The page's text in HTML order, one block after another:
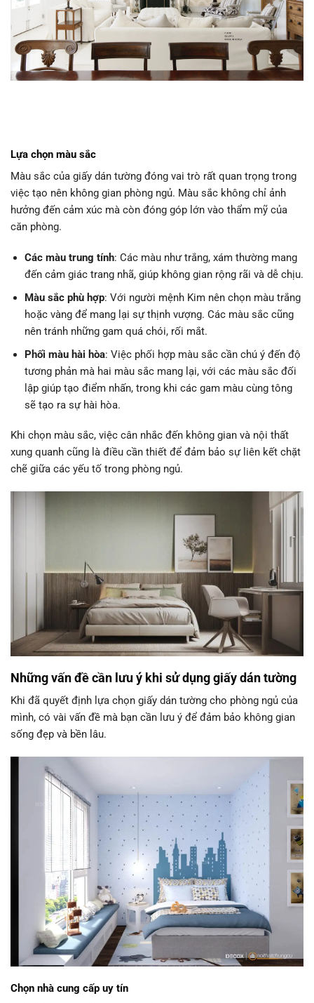
Lựa chọn màu sắc
Màu sắc của giấy dán tường đóng vai trò rất quan trọng trong
việc tạo nên không gian phòng ngủ. Màu sắc không chỉ ảnh
hưởng đến cảm xúc mà còn đóng góp lớn vào thẩm mỹ của
căn phòng.
Các màu trung tính: Các màu như trắng, xám thường mang
đến cảm giác trang nhã, giúp không gian rộng rãi và dễ chịu.
Màu sắc phù hợp: Với người mệnh Kim nên chọn màu trắng
hoặc vàng để mang lại sự thịnh vượng. Các màu sắc cũng
nên tránh những gam quá chói, rối mắt.
Phối màu hài hòa: Việc phối hợp màu sắc cần chú ý đến độ
tương phản mà hai màu sắc mang lại, với các màu sắc đối
lập giúp tạo điểm nhấn, trong khi các gam màu cùng tông
sẽ tạo ra sự hài hòa.
Khi chọn màu sắc, việc cân nhắc đến không gian và nội thất
xung quanh cũng là điều cần thiết để đảm bảo sự liên kết chặt
chẽ giữa các yếu tố trong phòng ngủ.
Những vấn đề cần lưu ý khi sử dụng giấy dán tường
Khi đã quyết định lựa chọn giấy dán tường cho phòng ngủ của
mình, có vài vấn đề mà bạn cần lưu ý để đảm bảo không gian
sống đẹp và bền lâu.
Chọn nhà cung cấp uy tín